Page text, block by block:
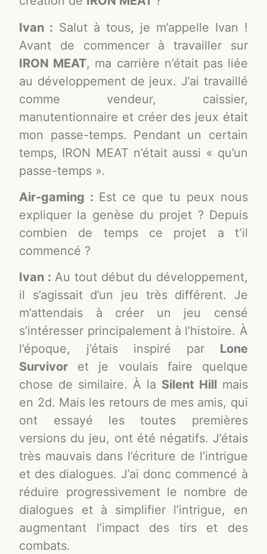
Ivan : Salut à tous, je m’appelle Ivan !
Avant de commencer à travailler sur
IRON MEAT, ma carrière n’était pas liée
au développement de jeux. J’ai travaillé
comme vendeur, caissier,
manutentionnaire et créer des jeux était
mon passe-temps. Pendant un certain
temps, IRON MEAT n’était aussi « qu’un
passe-temps ».
Air-gaming : Est ce que tu peux nous
expliquer la genèse du projet ? Depuis
combien de temps ce projet a t’il
commencé ?
Ivan : Au tout début du développement,
il s’agissait d’un jeu très différent. Je
m’attendais à créer un jeu censé
s’intéresser principalement à l’histoire. À
l’époque, j’étais inspiré par Lone
Survivor et je voulais faire quelque
chose de similaire. À la Silent Hill mais
en 2d. Mais les retours de mes amis, qui
ont essayé les toutes premières
versions du jeu, ont été négatifs. J’étais
très mauvais dans l’écriture de l’intrigue
et des dialogues. J’ai donc commencé à
réduire progressivement le nombre de
dialogues et à simplifier l’intrigue, en
augmentant l’impact des tirs et des
combats.